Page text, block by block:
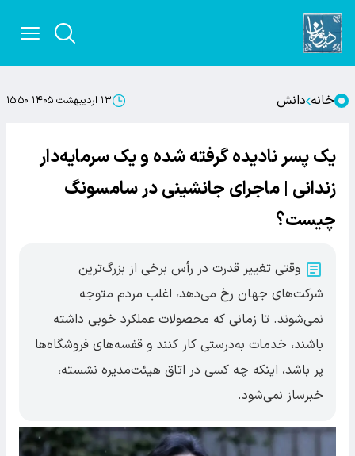
خانه دانش ۱۳ اردیبهشت ۱۴۰۵ ۱۵:۵۰
یک پسر نادیده گرفته شده و یک سرمایه‌دار
زندانی | ماجرای جانشینی در سامسونگ
چیست؟
وقتی تغییر قدرت در رأس برخی از بزرگ‌ترین
شرکت‌های جهان رخ می‌دهد، اغلب مردم متوجه
نمی‌شوند. تا زمانی که محصولات عملکرد خوبی داشته
باشند، خدمات به‌درستی کار کنند و قفسه‌های فروشگاه‌ها
پر باشد، اینکه چه کسی در اتاق هیئت‌مدیره نشسته،
خبرساز نمی‌شود.